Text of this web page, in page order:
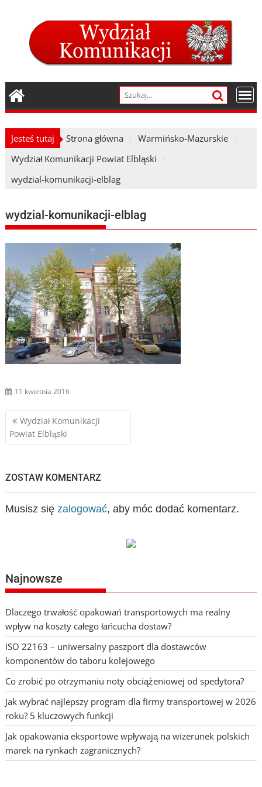
Jesteś tutaj Strona główna
Warmińsko-Mazurskie
Wydział Komunikacji Powiat Elbląski
wydzial-komunikacji-elblag
wydzial-komunikacji-elblag
11 kwietnia 2016
Nawigacja
wpisu
Wydział Komunikacji
Powiat Elbląski
ZOSTAW KOMENTARZ
Musisz się zalogować, aby móc dodać komentarz.
Najnowsze
Dlaczego trwałość opakowań transportowych ma realny
wpływ na koszty całego łańcucha dostaw?
ISO 22163 – uniwersalny paszport dla dostawców
komponentów do taboru kolejowego
Co zrobić po otrzymaniu noty obciążeniowej od spedytora?
Jak wybrać najlepszy program dla firmy transportowej w 2026
roku? 5 kluczowych funkcji
Jak opakowania eksportowe wpływają na wizerunek polskich
marek na rynkach zagranicznych?